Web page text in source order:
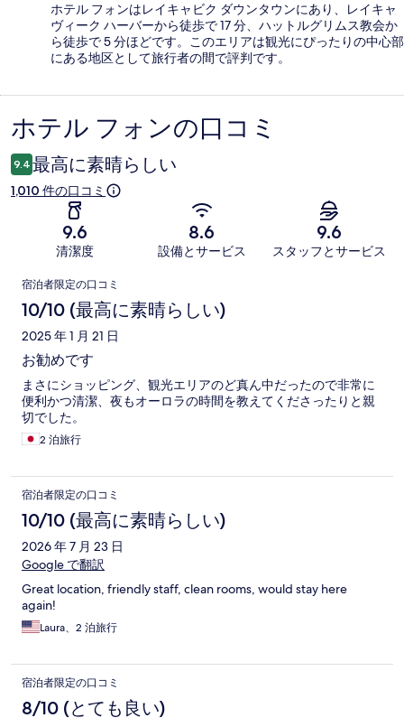
ホテル フォンはレイキャビク ダウンタウンにあり、レイキャ
ヴィーク ハーバーから徒歩で 17 分、ハットルグリムス教会か
ら徒歩で 5 分ほどです。このエリアは観光にぴったりの中心部
にある地区として旅行者の間で評判です。
口
コ
ミ
ホテル フォンの口コミ
9.4 最高に素晴らしい
1,010 件の口コミ
9.6
清潔度
8.6
設備とサービス
9.6
スタッフとサービス
口
コ
ミ
宿泊者限定の口コミ
10/10 (最高に素晴らしい)
2025 年 1 月 21 日
お勧めです
まさにショッピング、観光エリアのど真ん中だったので非常に
便利かつ清潔、夜もオーロラの時間を教えてくださったりと親
切でした。
2 泊旅行
宿泊者限定の口コミ
10/10 (最高に素晴らしい)
2026 年 7 月 23 日
Google で翻訳
Great location, friendly staff, clean rooms, would stay here
again!
Laura、2 泊旅行
宿泊者限定の口コミ
8/10 (とても良い)